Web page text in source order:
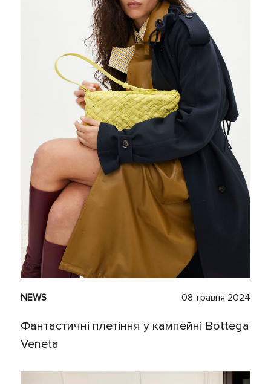
NEWS 08 травня 2024
Фантастичні плетіння у кампейні Bottega
Veneta